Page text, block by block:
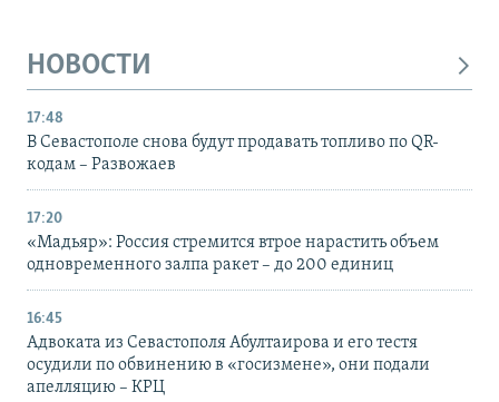
НОВОСТИ
17:48
В Севастополе снова будут продавать топливо по QR-
кодам – Развожаев
17:20
«Мадьяр»: Россия стремится втрое нарастить объем
одновременного залпа ракет – до 200 единиц
16:45
Адвоката из Севастополя Абултаирова и его тестя
осудили по обвинению в «госизмене», они подали
апелляцию – КРЦ